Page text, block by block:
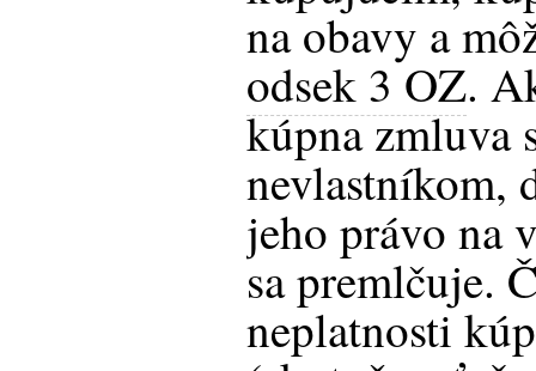
na obavy a
odsek 3 OZ.
kúpna zmluva
nevlastníkom,
jeho právo na
sa premlčuje.
neplatnosti